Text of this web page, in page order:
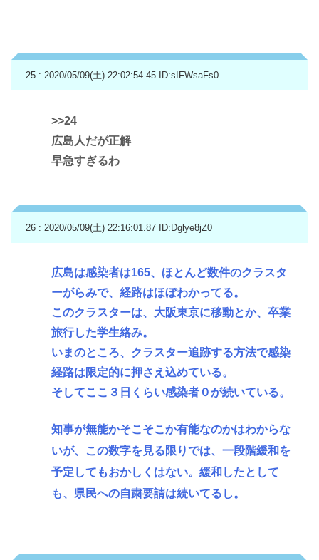
25 : 2020/05/09(土) 22:02:54.45 ID:sIFWsaFs0
>>24
広島人だが正解
早急すぎるわ
26 : 2020/05/09(土) 22:16:01.87 ID:Dglye8jZ0
広島は感染者は165、ほとんど数件のクラスタ
ーがらみで、経路はほぼわかってる。
このクラスターは、大阪東京に移動とか、卒業
旅行した学生絡み。
いまのところ、クラスター追跡する方法で感染
経路は限定的に押さえ込めている。
そしてここ３日くらい感染者０が続いている。
知事が無能かそこそこか有能なのかはわからな
いが、この数字を見る限りでは、一段階緩和を
予定してもおかしくはない。緩和したとして
も、県民への自粛要請は続いてるし。